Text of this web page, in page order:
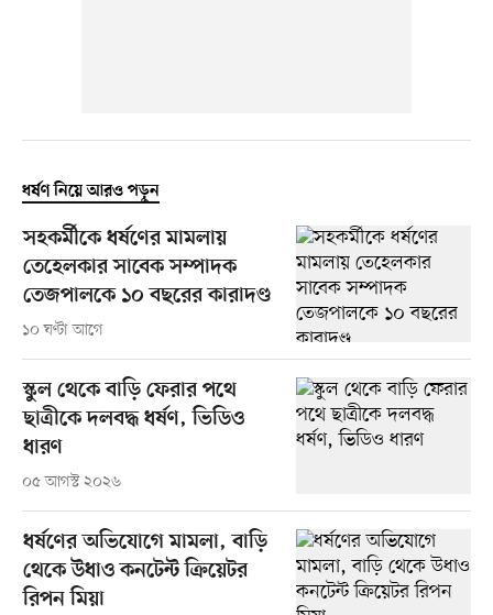
ধর্ষণ নিয়ে আরও পড়ুন
সহকর্মীকে ধর্ষণের মামলায়
তেহেলকার সাবেক সম্পাদক
তেজপালকে ১০ বছরের কারাদণ্ড
১০ ঘণ্টা আগে
স্কুল থেকে বাড়ি ফেরার পথে
ছাত্রীকে দলবদ্ধ ধর্ষণ, ভিডিও
ধারণ
০৫ আগস্ট ২০২৬
ধর্ষণের অভিযোগে মামলা, বাড়ি
থেকে উধাও কনটেন্ট ক্রিয়েটর
রিপন মিয়া